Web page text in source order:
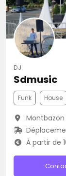
DJ
Sdmusic
Funk House
À partir de